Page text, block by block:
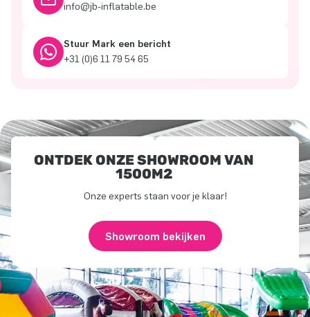
info@jb-inflatable.be
Stuur Mark een bericht
+31 (0)6 11 79 54 65
ONTDEK ONZE SHOWROOM VAN
1500M2
Onze experts staan voor je klaar!
Showroom bekijken